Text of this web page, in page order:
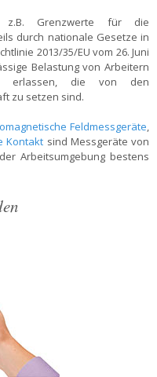
z.B. Grenzwerte für die
durch nationale Gesetze in
2013/35/EU vom 26. Juni
Belastung von Arbeitern
erlassen, die von den
zu setzen sind.
Feldmessgeräte,
Kontakt sind Messgeräte von
Arbeitsumgebung bestens